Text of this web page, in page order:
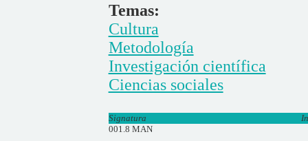
Temas:
Cultura
Metodología
Investigación científica
Ciencias sociales
Signatura
001.8 MAN